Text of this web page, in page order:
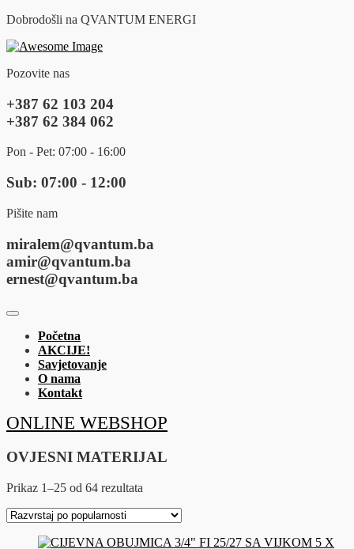
Dobrodošli na QVANTUM ENERGI
Pozovite nas
+387 62 103 204
+387 62 384 062
Pon - Pet: 07:00 - 16:00
Sub: 07:00 - 12:00
Pišite nam
miralem@qvantum.ba
amir@qvantum.ba
ernest@qvantum.ba
Početna
AKCIJE!
Savjetovanje
O nama
Kontakt
ONLINE WEBSHOP
OVJESNI MATERIJAL
Prikaz 1–25 od 64 rezultata
popularity